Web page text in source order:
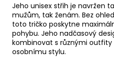
Jeho unisex střih je navržen
mužům, tak ženám. Bez
toto tričko poskytne
pohybu. Jeho nadčasový
kombinovat s různými outfity
osobnímu stylu.